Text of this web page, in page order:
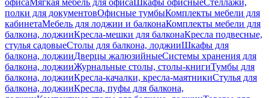
офисаМягкая мебель для офисаШкафы офисныеСтеллажи,
полки для документовОфисные тумбыКомплекты мебели для
кабинетаМебель для лоджии и балконаКомплекты мебели для
балкона, лоджииКресла-мешки для балконаКресла подвесные,
стулья садовыеСтолы для балкона, лоджииШкафы для
балкона, лоджииДверцы жалюзийныеСистемы хранения для
балкона, лоджииЖурнальные столы, столы-книгиТумбы для
балкона, лоджииКресла-качалки, кресла-маятникиСтулья для
балкона, лоджииКресла, пуфы для балкона,